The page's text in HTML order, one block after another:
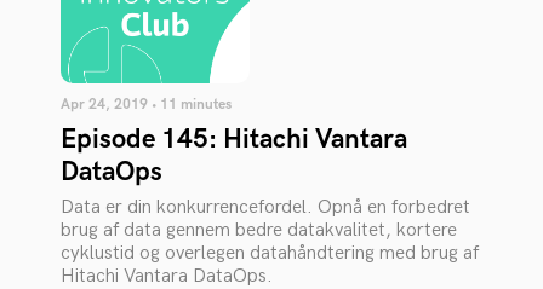
Apr 24, 2019 • 11 minutes
Episode 145: Hitachi Vantara
DataOps
Data er din konkurrencefordel. Opnå en forbedret
brug af data gennem bedre datakvalitet, kortere
cyklustid og overlegen datahåndtering med brug af
Hitachi Vantara DataOps.